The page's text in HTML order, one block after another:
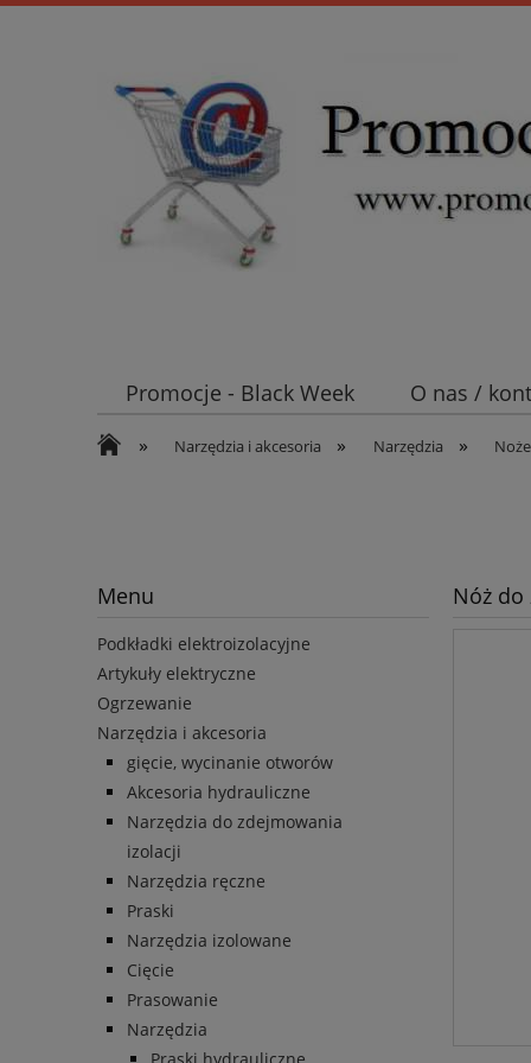
Promocje - Black Week
O nas /
Koszt wysyłki
Mufy i głowice SN
» Narzędzia i akcesoria » Narzędzia »
Menu
Podkładki elektroizolacyjne
Artykuły elektryczne
Ogrzewanie
Narzędzia i akcesoria
gięcie, wycinanie otworów
Akcesoria hydrauliczne
Narzędzia do zdejmowania
izolacji
Narzędzia ręczne
Praski
Narzędzia izolowane
Cięcie
Prasowanie
Narzędzia
Nóż do